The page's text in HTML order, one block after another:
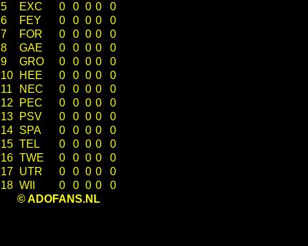
5
EXC 0 0 0 0
0
6
FEY 0 0 0 0
0
7
FOR 0 0 0 0
0
8
GAE 0 0 0 0
0
9
GRO 0 0 0 0
0
10
HEE 0 0 0 0
0
11
NEC 0 0 0 0
0
12
PEC 0 0 0 0
0
13
PSV 0 0 0 0
0
14 SPA 0 0 0 0
0
15 TEL 0 0 0 0
0
16 TWE 0 0 0 0
0
17 UTR 0 0 0 0
0
18 WII 0 0 0 0
0
© ADOFANS.NL